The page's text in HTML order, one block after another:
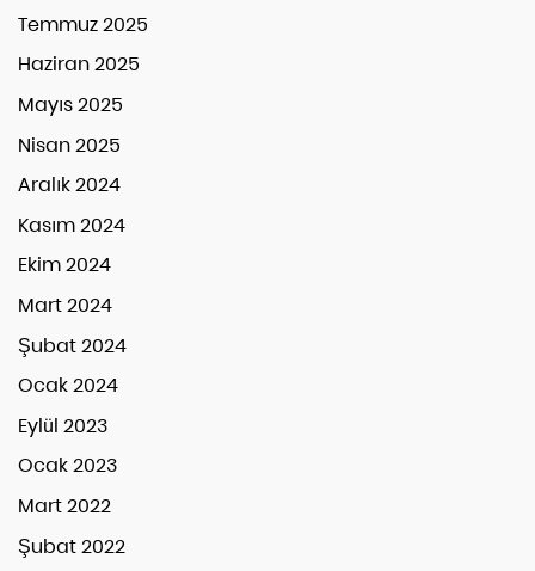
Temmuz 2025
Haziran 2025
Mayıs 2025
Nisan 2025
Aralık 2024
Kasım 2024
Ekim 2024
Mart 2024
Şubat 2024
Ocak 2024
Eylül 2023
Ocak 2023
Mart 2022
Şubat 2022